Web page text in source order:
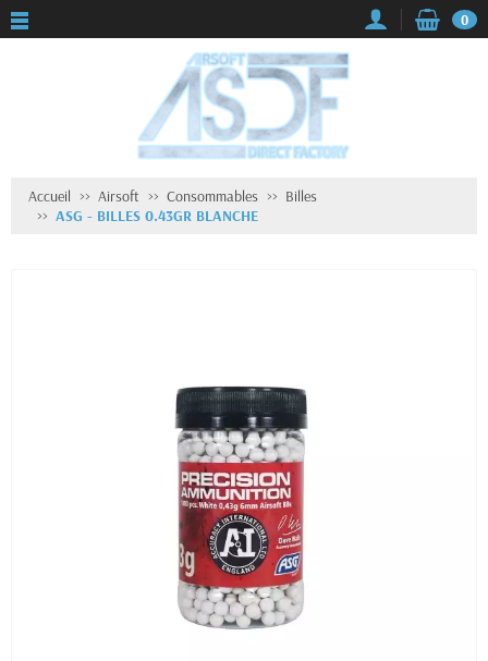
0
Accueil Airsoft Consommables
Billes
ASG - BILLES 0.43GR BLANCHE